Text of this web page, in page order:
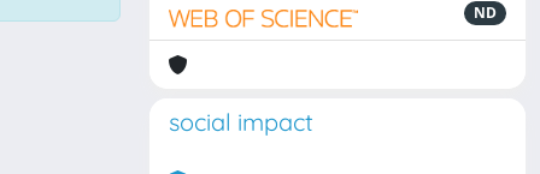
ND
social impact